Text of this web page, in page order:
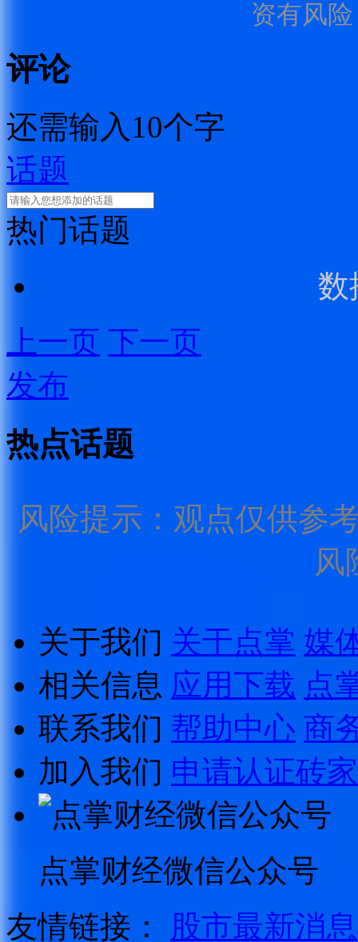
资有风
评论
还需输入10个字
话题
热门话题
数
上一页 下一页
发布
热点话题
风险提示：观点仅供参
风
关于我们 关于点掌 媒
相关信息 应用下载 点
联系我们 帮助中心 商
加入我们 申请认证砖家
点掌财经微信公众号
友情链接：
股市最新消息